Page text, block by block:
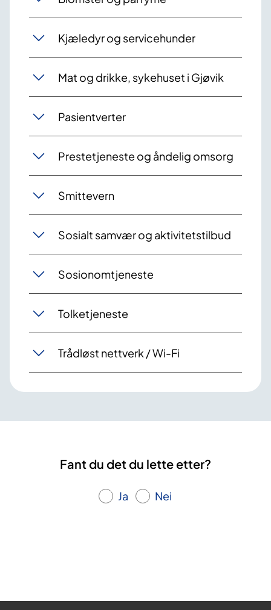
Kjæledyr og servicehu​​nder
Mat og drikke, sykehuset i Gjøvik
Pasientverter
Prestetjeneste og åndelig omsorg
Smittevern
Sosialt samvær og aktivitetstilbud
Sosionomtjeneste
Tolketjeneste
Trådløst nettverk / Wi-Fi
Fant du det du lette etter?
Ja Nei